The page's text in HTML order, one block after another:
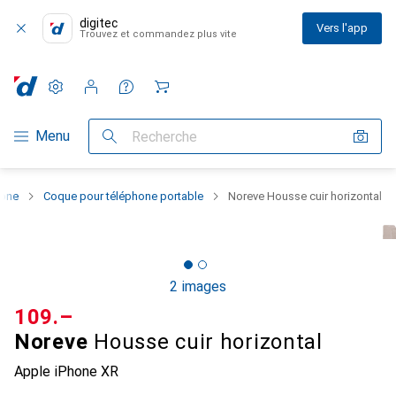
digitec
Trouvez et commandez plus vite Vers l'app
Navigation par catégorie
Menu Recherche
Paramètres
Compte client
Listes de comparaison
Listes d'envies
Panier
Coque pour téléphone portable Noreve Housse cuir horizontal
2 images
Noreve Housse cuir horizontal
Apple iPhone XR
CHF
109.–